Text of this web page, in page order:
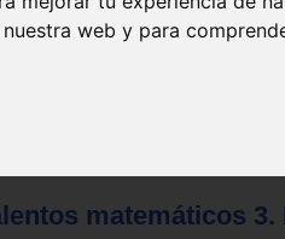
web y para
matemáticos 3.